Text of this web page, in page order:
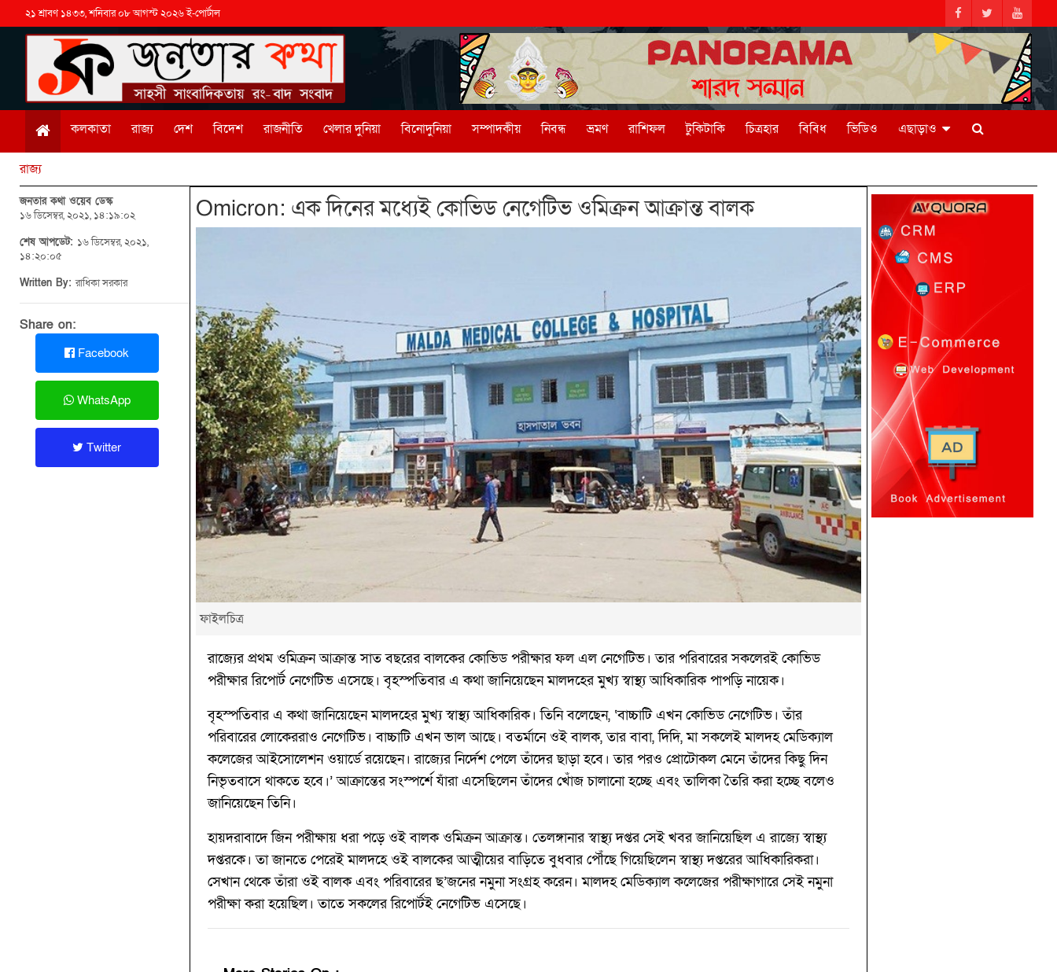
২১ শ্রাবণ ১৪৩৩, শনিবার ০৮ আগস্ট ২০২৬ ই-পোর্টাল
কলকাতা রাজ্য দেশ বিদেশ রাজনীতি খেলার দুনিয়া বিনোদুনিয়া সম্পাদকীয় নিবন্ধ ভ্রমণ রাশিফল টুকিটাকি চিত্রহার বিবিধ ভিডিও এছাড়াও
রাজ্য
জনতার কথা ওয়েব ডেস্ক
১৬ ডিসেম্বর, ২০২১, ১৪:১৯:০২
শেষ আপডেট: ১৬ ডিসেম্বর, ২০২১,
১৪:২০:০৫
Written By:রাধিকা সরকার
Share on:
Facebook
WhatsApp
Twitter
Omicron: এক দিনের মধ্যেই কোভিড নেগেটিভ ওমিক্রন আক্রান্ত বালক
ফাইলচিত্র
রাজ্যের প্রথম ওমিক্রন আক্রান্ত সাত বছরের বালকের কোভিড পরীক্ষার ফল এল নেগেটিভ। তার পরিবারের সকলেরই কোভিড
পরীক্ষার রিপোর্ট নেগেটিভ এসেছে। বৃহস্পতিবার এ কথা জানিয়েছেন মালদহের মুখ্য স্বাস্থ্য আধিকারিক পাপড়ি নায়েক।
বৃহস্পতিবার এ কথা জানিয়েছেন মালদহের মুখ্য স্বাস্থ্য আধিকারিক। তিনি বলেছেন, ‘বাচ্চাটি এখন কোভিড নেগেটিভ। তাঁর
পরিবারের লোকেররাও নেগেটিভ। বাচ্চাটি এখন ভাল আছে। বতর্মানে ওই বালক, তার বাবা, দিদি, মা সকলেই মালদহ মেডিক্যাল
কলেজের আইসোলেশন ওয়ার্ডে রয়েছেন। রাজ্যের নির্দেশ পেলে তাঁদের ছাড়া হবে। তার পরও প্রোটোকল মেনে তাঁদের কিছু দিন
নিভৃতবাসে থাকতে হবে।’ আক্রান্তের সংস্পর্শে যাঁরা এসেছিলেন তাঁদের খোঁজ চালানো হচ্ছে এবং তালিকা তৈরি করা হচ্ছে বলেও
জানিয়েছেন তিনি।
হায়দরাবাদে জিন পরীক্ষায় ধরা পড়ে ওই বালক ওমিক্রন আক্রান্ত। তেলঙ্গানার স্বাস্থ্য দপ্তর সেই খবর জানিয়েছিল এ রাজ্যে স্বাস্থ্য
দপ্তরকে। তা জানতে পেরেই মালদহে ওই বালকের আত্মীয়ের বাড়িতে বুধবার পৌঁছে গিয়েছিলেন স্বাস্থ্য দপ্তরের আধিকারিকরা।
সেখান থেকে তাঁরা ওই বালক এবং পরিবারের ছ’জনের নমুনা সংগ্রহ করেন। মালদহ মেডিক্যাল কলেজের পরীক্ষাগারে সেই নমুনা
পরীক্ষা করা হয়েছিল। তাতে সকলের রিপোর্টই নেগেটিভ এসেছে।